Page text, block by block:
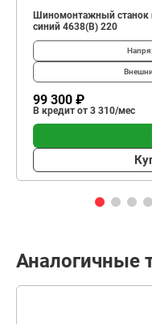
Шиномонтажный станок
синий 4638(B) 220
99 300 ₽
В кредит от 3 310/мес
Аналогичные